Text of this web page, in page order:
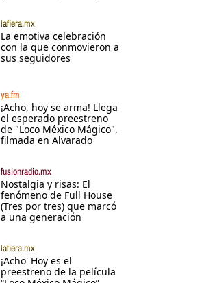
lafiera.mx
La emotiva celebración
con la que conmovieron a
sus seguidores
ya.fm
¡Acho, hoy se arma! Llega
el esperado preestreno
de "Loco México Mágico",
filmada en Alvarado
fusionradio.mx
Nostalgia y risas: El
fenómeno de Full House
(Tres por tres) que marcó
a una generación
lafiera.mx
¡Acho' Hoy es el
preestreno de la película